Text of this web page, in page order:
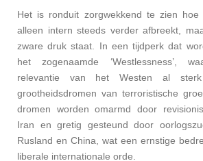
Het is ronduit zorgwekkend te zien
alleen intern steeds verder afbreekt,
zware druk staat. In een tijdperk dat
het zogenaamde ‘Westlessness’,
relevantie van het Westen al sterk
grootheidsdromen van terroristische
dromen worden omarmd door
Iran en gretig gesteund door
Rusland en China, wat een ernstige
liberale internationale orde.